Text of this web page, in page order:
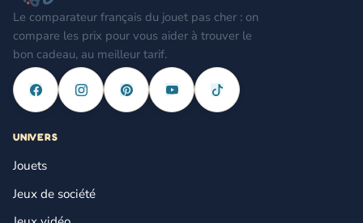
Le comparateur français du jouet pas cher : on
compare les prix pour vous aider à trouver le
bon cadeau, au meilleur tarif.
UNIVERS
Jouets
Jeux de société